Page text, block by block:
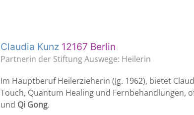
Claudia Kunz 12167 Berlin
Partnerin der Stiftung Auswege: Heilerin
Im Hauptberuf Heilerzieherin (Jg. 1962), bietet
Touch, Quantum Healing und Fernbehandlungen,
und Qi Gong.